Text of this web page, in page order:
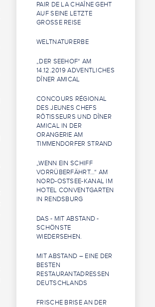
PAIR DE LA CHAÎNE GEHT
AUF SEINE LETZTE
GROSSE REISE
WELTNATURERBE
„DER SEEHOF“ AM
14.12.2019 ADVENTLICHES
DÎNER AMICAL
CONCOURS RÉGIONAL
DES JEUNES CHEFS
RÔTISSEURS UND DÎNER
AMICAL IN DER
ORANGERIE AM
TIMMENDORFER STRAND
„WENN EIN SCHIFF
VORRÜBERFÄHRT…“ AM
NORD-OSTSEE-KANAL IM
HOTEL CONVENTGARTEN
IN RENDSBURG
DAS - MIT ABSTAND -
SCHÖNSTE
WIEDERSEHEN.
MIT ABSTAND – EINE DER
BESTEN
RESTAURANTADRESSEN
DEUTSCHLANDS
FRISCHE BRISE AN DER